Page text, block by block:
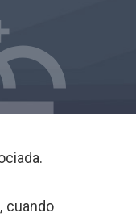
cuando